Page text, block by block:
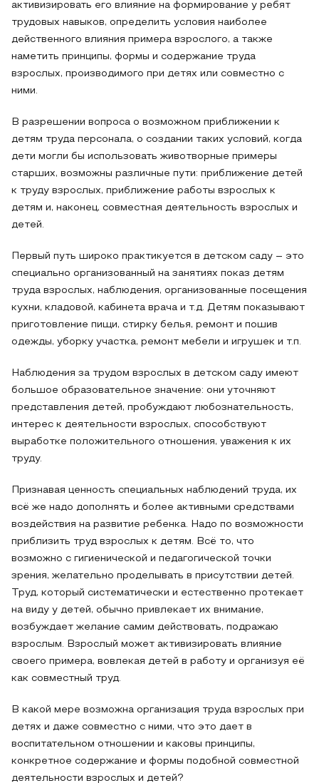
активизировать его влияние на формирование у ребят
трудовых навыков, определить условия наиболее
действенного влияния примера взрослого, а также
наметить принципы, формы и содержание труда
взрослых, производимого при детях или совместно с
ними.
В разрешении вопроса о возможном приближении к
детям труда персонала, о создании таких условий, когда
дети могли бы использовать животворные примеры
старших, возможны различные пути: приближение детей
к труду взрослых, приближение работы взрослых к
детям и, наконец, совместная деятельность взрослых и
детей.
Первый путь широко практикуется в детском саду – это
специально организованный на занятиях показ детям
труда взрослых, наблюдения, организованные посещения
кухни, кладовой, кабинета врача и т.д. Детям показывают
приготовление пищи, стирку белья, ремонт и пошив
одежды, уборку участка, ремонт мебели и игрушек и т.п.
Наблюдения за трудом взрослых в детском саду имеют
большое образовательное значение: они уточняют
представления детей, пробуждают любознательность,
интерес к деятельности взрослых, способствуют
выработке положительного отношения, уважения к их
труду.
Признавая ценность специальных наблюдений труда, их
всё же надо дополнять и более активными средствами
воздействия на развитие ребенка. Надо по возможности
приблизить труд взрослых к детям. Всё то, что
возможно с гигиенической и педагогической точки
зрения, желательно проделывать в присутствии детей.
Труд, который систематически и естественно протекает
на виду у детей, обычно привлекает их внимание,
возбуждает желание самим действовать, подражаю
взрослым. Взрослый может активизировать влияние
своего примера, вовлекая детей в работу и организуя её
как совместный труд.
В какой мере возможна организация труда взрослых при
детях и даже совместно с ними, что это дает в
воспитательном отношении и каковы принципы,
конкретное содержание и формы подобной совместной
деятельности взрослых и детей?